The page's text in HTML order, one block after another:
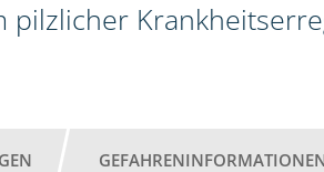
pilzlicher